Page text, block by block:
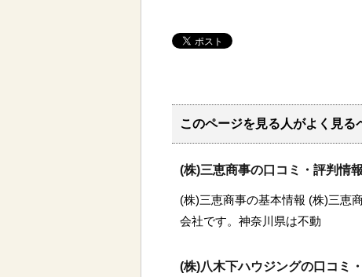
このページを見る人がよく見る
(株)三恵商事の口コミ・評判情報
(株)三恵商事の基本情報 (株)三恵
会社です。神奈川県は不動
(株)八木下ハウジングの口コミ